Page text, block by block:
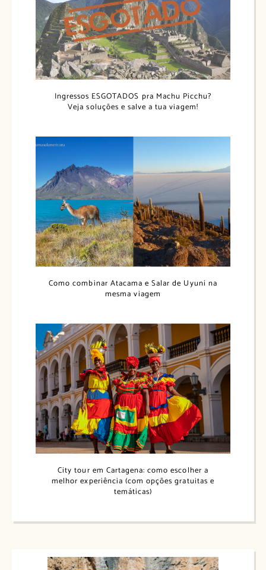
Ingressos ESGOTADOS pra Machu Picchu?
Veja soluções e salve a tua viagem!
Como combinar Atacama e Salar de Uyuni na
mesma viagem
City tour em Cartagena: como escolher a
melhor experiência (com opções gratuitas e
temáticas)